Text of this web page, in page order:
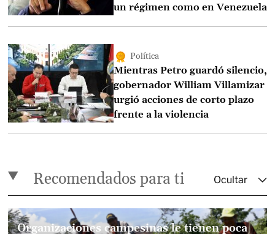
un régimen como en Venezuela
Política
Mientras Petro guardó silencio,
gobernador William Villamizar
urgió acciones de corto plazo
frente a la violencia
Recomendados para ti
Organizaciones campesinas le tienen poca